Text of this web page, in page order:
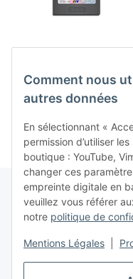
Comment nous
autres données
En sélectionnant «
permission d’utiliser
boutique : YouTube,
changer ces
empreinte digitale en
veuillez vous référer
notre politique de
Mentions Légales
Ax Battler – Legend of
(loose) (très bon état) -
Sega Game Gear
29,99 €*